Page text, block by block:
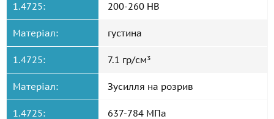
1.4725: 200-260 HB
Матеріал: густина
1.4725: 7.1 гр/см³
Матеріал: Зусилля на розрив
1.4725: 637-784 MПа